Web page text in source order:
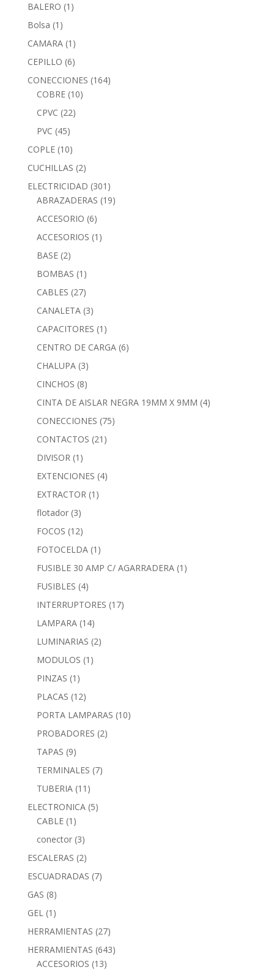
BALERO (1)
Bolsa (1)
CAMARA (1)
CEPILLO (6)
CONECCIONES (164)
COBRE (10)
CPVC (22)
PVC (45)
COPLE (10)
CUCHILLAS (2)
ELECTRICIDAD (301)
ABRAZADERAS (19)
ACCESORIO (6)
ACCESORIOS (1)
BASE (2)
BOMBAS (1)
CABLES (27)
CANALETA (3)
CAPACITORES (1)
CENTRO DE CARGA (6)
CHALUPA (3)
CINCHOS (8)
CINTA DE AISLAR NEGRA 19MM X 9MM (4)
CONECCIONES (75)
CONTACTOS (21)
DIVISOR (1)
EXTENCIONES (4)
EXTRACTOR (1)
flotador (3)
FOCOS (12)
FOTOCELDA (1)
FUSIBLE 30 AMP C/ AGARRADERA (1)
FUSIBLES (4)
INTERRUPTORES (17)
LAMPARA (14)
LUMINARIAS (2)
MODULOS (1)
PINZAS (1)
PLACAS (12)
PORTA LAMPARAS (10)
PROBADORES (2)
TAPAS (9)
TERMINALES (7)
TUBERIA (11)
ELECTRONICA (5)
CABLE (1)
conector (3)
ESCALERAS (2)
ESCUADRADAS (7)
GAS (8)
GEL (1)
HERRAMIENTAS (27)
HERRAMIENTAS (643)
ACCESORIOS (13)